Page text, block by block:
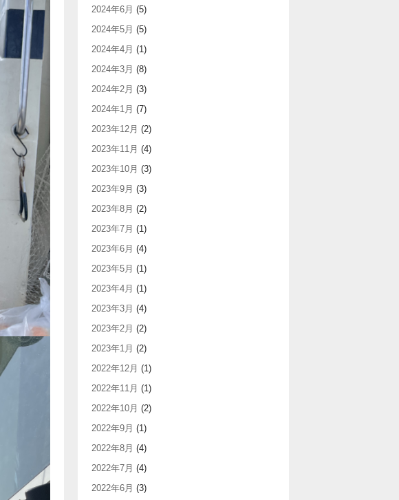
2024年6月 (5)
2024年5月 (5)
2024年4月 (1)
2024年3月 (8)
2024年2月 (3)
2024年1月 (7)
2023年12月 (2)
2023年11月 (4)
2023年10月 (3)
2023年9月 (3)
2023年8月 (2)
2023年7月 (1)
2023年6月 (4)
2023年5月 (1)
2023年4月 (1)
2023年3月 (4)
2023年2月 (2)
2023年1月 (2)
2022年12月 (1)
2022年11月 (1)
2022年10月 (2)
2022年9月 (1)
2022年8月 (4)
2022年7月 (4)
2022年6月 (3)